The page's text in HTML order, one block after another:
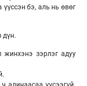
бэ, аль нь өвөг
дүн.
жинхэнэ зэрлэг адуу